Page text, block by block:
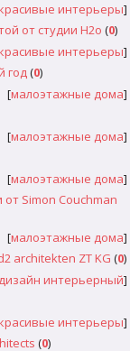
интерьеры]
от студии H2o (0)
интерьеры]
год(0)
[малоэтажные дома]
[малоэтажные дома]
[малоэтажные дома]
Simon Couchman
[малоэтажные дома]
architekten ZT KG (0)
интерьерный]
интерьеры]
(0)